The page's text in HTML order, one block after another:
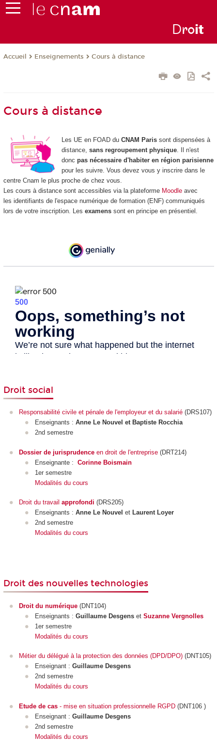
Droit
Accueil Enseignements Cours à distance
Cours à distance
Les UE en FOADdu CNAM Paris sont dispensées à
distance, sans regroupement physique. Il n'est
donc pas nécessaire d'habiter en région parisienne
pour les suivre. Vous devez vous y inscrire dans le
centre Cnam le plus proche de chez vous.
Les cours à distance sont accessibles via la plateforme Moodleavec
les identifiants de l'espace numérique de formation (ENF) communiqués
lors de votre inscription. Les examenssont en principe en présentiel.
Droit social
Responsabilité civile et pénale de l'employeur et du salarié (DRS107)
Enseignants : Anne Le Nouvel et Baptiste Rocchia
2nd semestre
Dossier de jurisprudence en droit de l'entreprise (DRT214)
Enseignante : Corinne Boismain
1er semestre
Modalités du cours
Droit du travail approfondi (DRS205)
Enseignants : Anne Le Nouvel et Laurent Loyer
2nd semestre
Modalités du cours
Droit des nouvelles technologies
Droit du numérique (DNT104)
Enseignants : Guillaume Desgenset Suzanne Vergnolles
1er semestre
Modalités du cours
Métier du délégué à la protection des données (DPD/DPO) (DNT105)
Enseignant : Guillaume Desgens
2nd semestre
Modalités du cours
Etude de cas - mise en situation professionnelle RGPD (DNT106 )
Enseignant : Guillaume Desgens
2nd semestre
Modalités du cours